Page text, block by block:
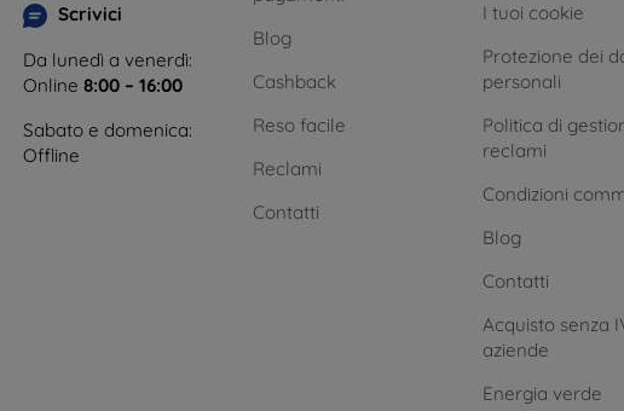
Scrivici
Da lunedì a venerdì:
Online 8:00 – 16:00
Sabato e domenica:
Offline
Blog
Cashback
Reso facile
Reclami
Contatti
I tuoi cookie
Protezione dei
personali
Politica di
reclami
Condizioni
Blog
Contatti
Acquisto senza
aziende
Energia verde